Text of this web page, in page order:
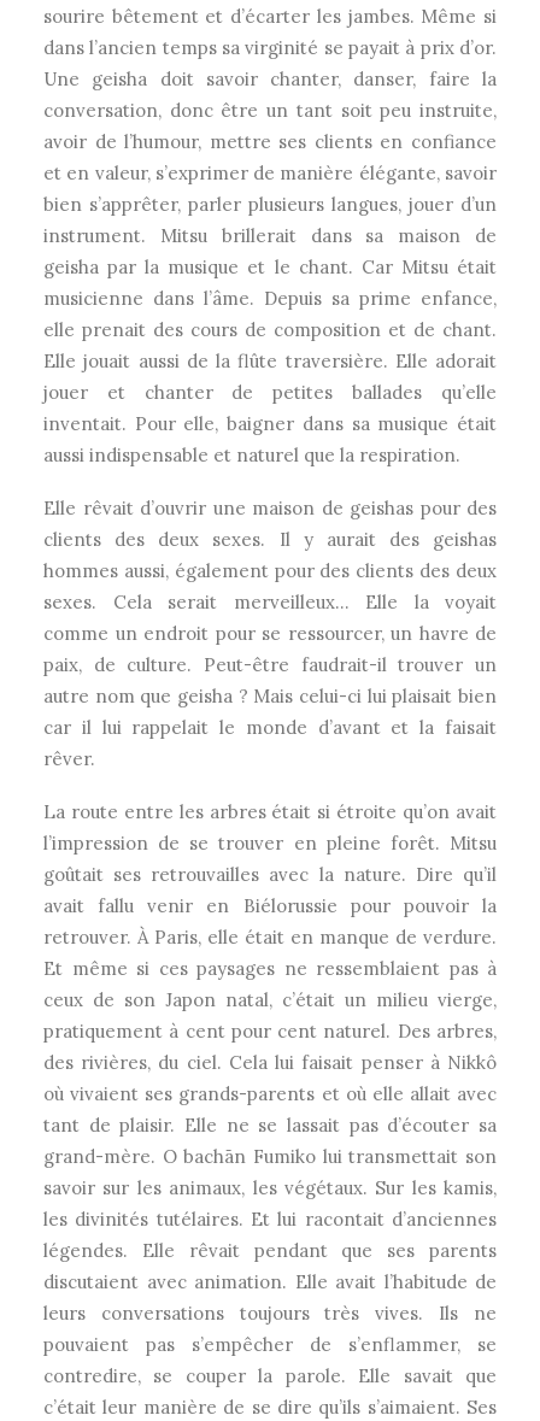
sourire bêtement et d’écarter les jambes. Même si
dans l’ancien temps sa virginité se payait à prix d’or.
Une geisha doit savoir chanter, danser, faire la
conversation, donc être un tant soit peu instruite,
avoir de l’humour, mettre ses clients en confiance
et en valeur, s’exprimer de manière élégante, savoir
bien s’apprêter, parler plusieurs langues, jouer d’un
instrument. Mitsu brillerait dans sa maison de
geisha par la musique et le chant. Car Mitsu était
musicienne dans l’âme. Depuis sa prime enfance,
elle prenait des cours de composition et de chant.
Elle jouait aussi de la flûte traversière. Elle adorait
jouer et chanter de petites ballades qu’elle
inventait. Pour elle, baigner dans sa musique était
aussi indispensable et naturel que la respiration.
Elle rêvait d’ouvrir une maison de geishas pour des
clients des deux sexes. Il y aurait des geishas
hommes aussi, également pour des clients des deux
sexes. Cela serait merveilleux… Elle la voyait
comme un endroit pour se ressourcer, un havre de
paix, de culture. Peut-être faudrait-il trouver un
autre nom que geisha ? Mais celui-ci lui plaisait bien
car il lui rappelait le monde d’avant et la faisait
rêver.
La route entre les arbres était si étroite qu’on avait
l’impression de se trouver en pleine forêt. Mitsu
goûtait ses retrouvailles avec la nature. Dire qu’il
avait fallu venir en Biélorussie pour pouvoir la
retrouver. À Paris, elle était en manque de verdure.
Et même si ces paysages ne ressemblaient pas à
ceux de son Japon natal, c’était un milieu vierge,
pratiquement à cent pour cent naturel. Des arbres,
des rivières, du ciel. Cela lui faisait penser à Nikkô
où vivaient ses grands-parents et où elle allait avec
tant de plaisir. Elle ne se lassait pas d’écouter sa
grand-mère. O bachān Fumiko lui transmettait son
savoir sur les animaux, les végétaux. Sur les kamis,
les divinités tutélaires. Et lui racontait d’anciennes
légendes. Elle rêvait pendant que ses parents
discutaient avec animation. Elle avait l’habitude de
leurs conversations toujours très vives. Ils ne
pouvaient pas s’empêcher de s’enflammer, se
contredire, se couper la parole. Elle savait que
c’était leur manière de se dire qu’ils s’aimaient. Ses